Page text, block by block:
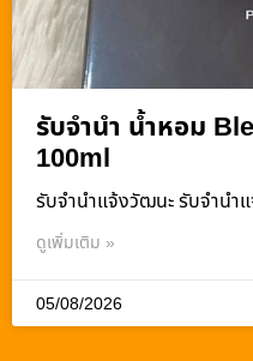
รับจำนำ น้ำหอม
100ml
รับจํานําแจ้งวัฒนะ รับจํานํา
ดูเพิ่มเติม »
05/08/2026